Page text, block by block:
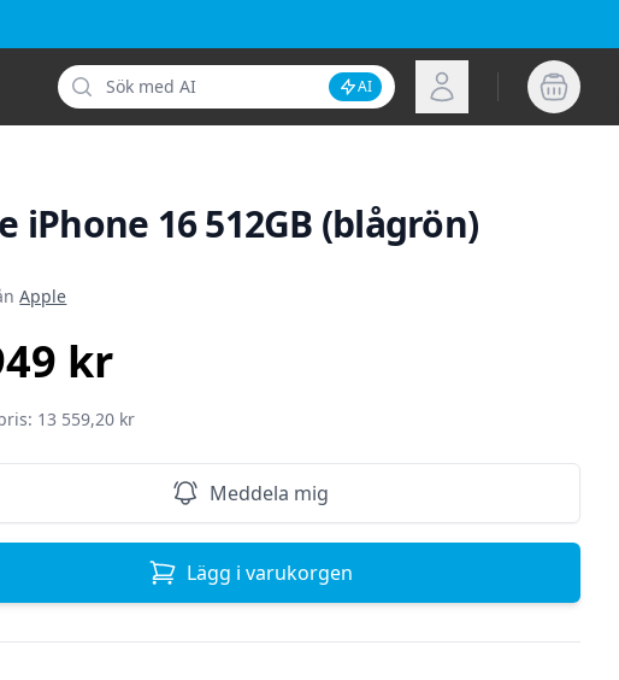
Sök
Inaktivera AI-sökning
AI Logga in
iPhone 16 512GB (blågrön)
Apple
kr
13 559,20 kr
Meddela mig
Lägg i varukorgen